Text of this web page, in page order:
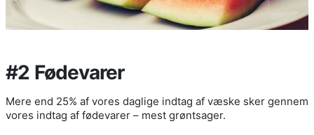
#2 Fødevarer
Mere end 25% af vores daglige indtag af væske sker gennem
vores indtag af fødevarer – mest grøntsager.